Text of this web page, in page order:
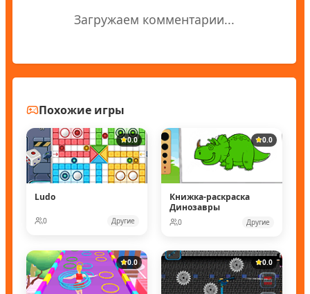
Загружаем комментарии...
Похожие игры
0.0
Ludo
0 Другие
0.0
Книжка-раскраска
Динозавры
0 Другие
0.0 0.0